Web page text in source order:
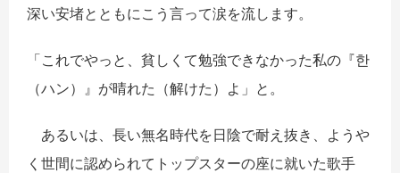
深い安堵とともにこう言って涙を流します。
「これでやっと、貧しくて勉強できなかった私の『한
（ハン）』が晴れた（解けた）よ」と。
あるいは、長い無名時代を日陰で耐え抜き、ようや
く世間に認められてトップスターの座に就いた歌手